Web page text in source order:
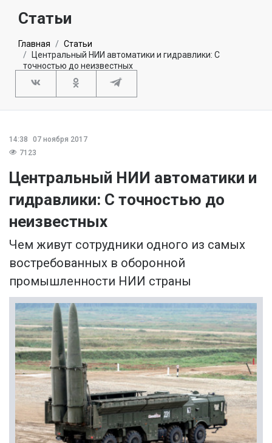
Статьи
Главная
Статьи
Центральный НИИ автоматики и гидравлики: С
точностью до неизвестных
14:38
07 ноября 2017
7123
Центральный НИИ автоматики и
гидравлики: С точностью до
неизвестных
Чем живут сотрудники одного из самых
востребованных в оборонной
промышленности НИИ страны